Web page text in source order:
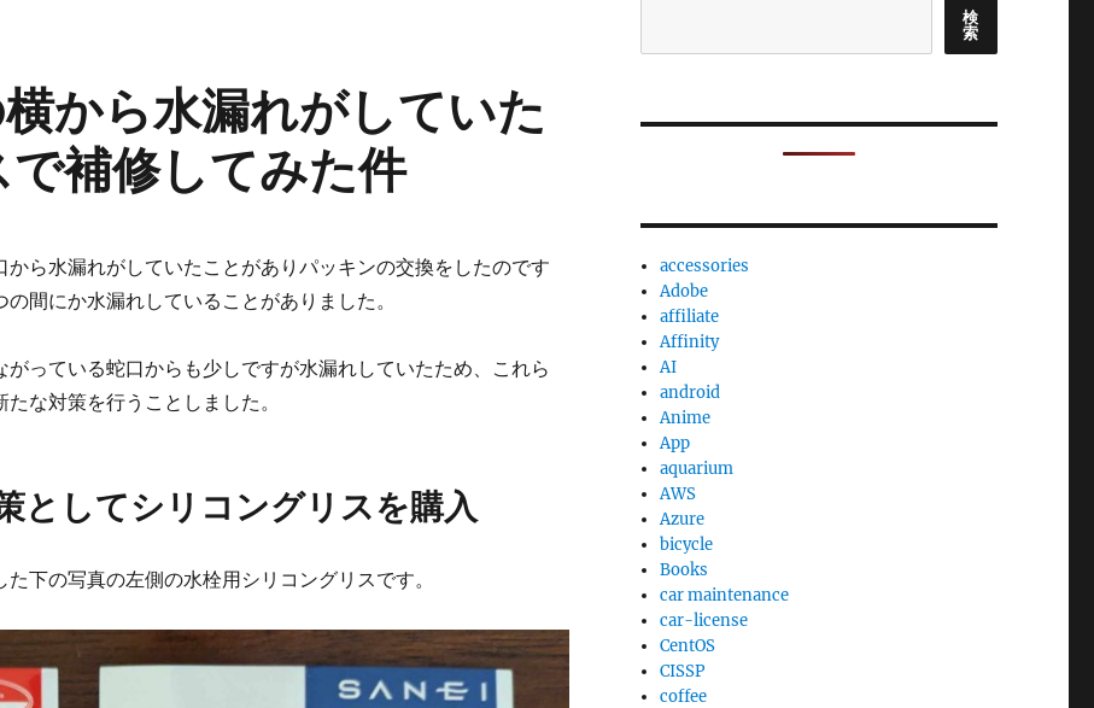
から水漏れがしていた
補修してみた件
から水漏れがしていたことがありパッキンの交換をしたのです
間にか水漏れしていることがありました。
がっている蛇口からも少しですが水漏れしていたため、これら
な対策を行うことしました。
としてシリコングリスを購入
下の写真の左側の水栓用シリコングリスです。
検
索
accessories
Adobe
affiliate
Affinity
AI
android
Anime
App
aquarium
AWS
Azure
bicycle
Books
car maintenance
car-license
CentOS
CISSP
coffee